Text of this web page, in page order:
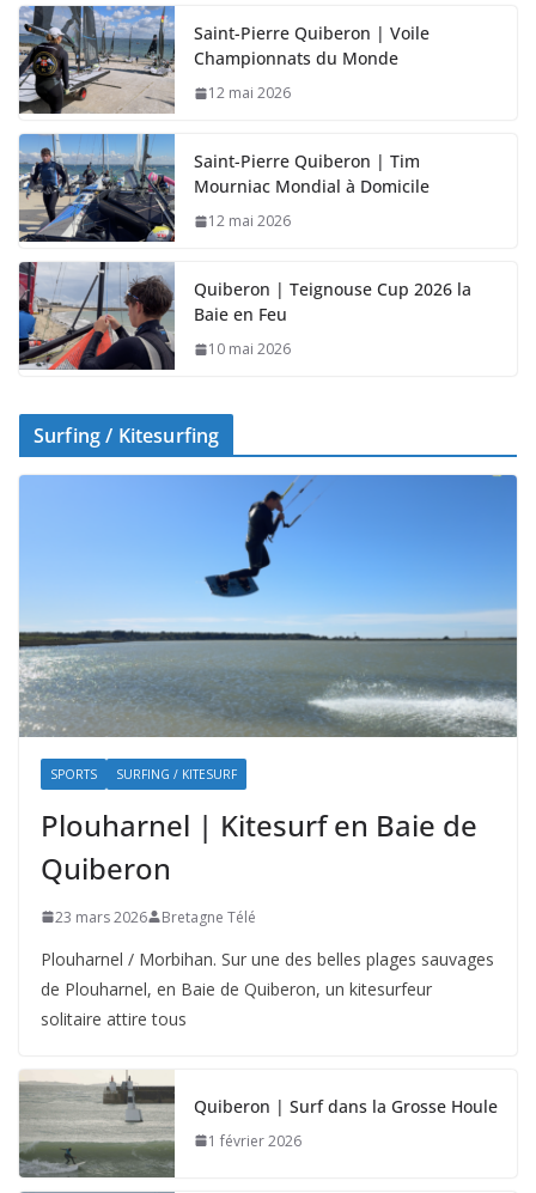
Saint-Pierre Quiberon | Voile
Championnats du Monde
12 mai 2026
Saint-Pierre Quiberon | Tim
Mourniac Mondial à Domicile
12 mai 2026
Quiberon | Teignouse Cup 2026 la
Baie en Feu
10 mai 2026
Surfing / Kitesurfing
SPORTS SURFING / KITESURF
Plouharnel | Kitesurf en Baie de
Quiberon
23 mars 2026 Bretagne Télé
Plouharnel / Morbihan. Sur une des belles plages sauvages
de Plouharnel, en Baie de Quiberon, un kitesurfeur
solitaire attire tous
Quiberon | Surf dans la Grosse Houle
1 février 2026